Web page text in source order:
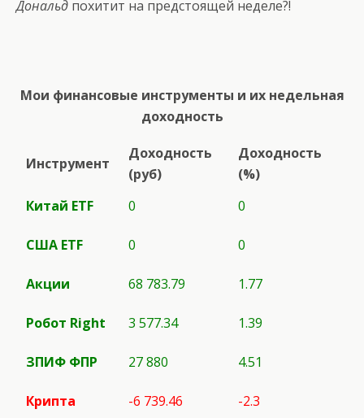
Дональд похитит на предстоящей неделе?!
Мои финансовые инструменты и их недельная
доходность
Инструмент
Доходность
(руб)
Доходность
(%)
Китай ETF
0 0
США ETF 0 0
Акции 68 783.79 1.77
Робот Right 3 577.34 1.39
ЗПИФ ФПР 27 880 4.51
Крипта -6 739.46 -2.3